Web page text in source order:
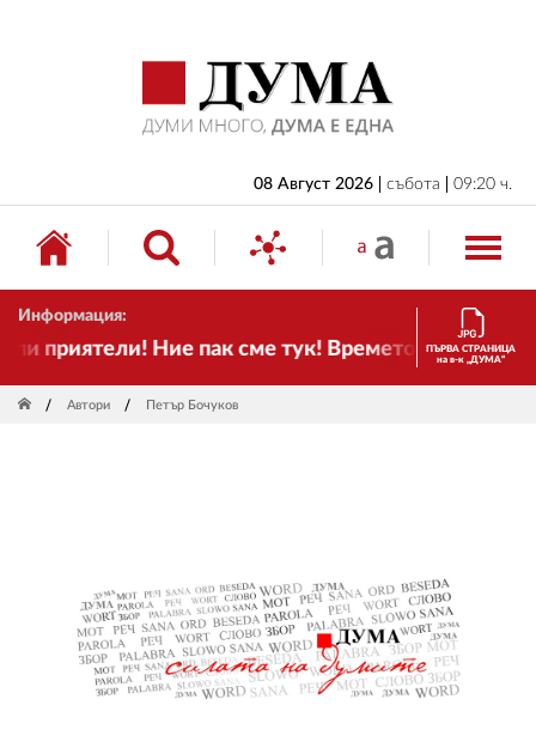
08 Август 2026 събота 09:20 ч.
Информация:
Ние пак сме тук! Времето се променя и
ПЪРВА СТРАНИЦА
на в-к „ДУМА“
Автори Петър Бочуков
БЪЛГАРИЯ
ИКОНОМИКА
ИЗБОРИ
СВЯТ
ЗА НАС
АВТОРИ
РЕДАКЦИЯ